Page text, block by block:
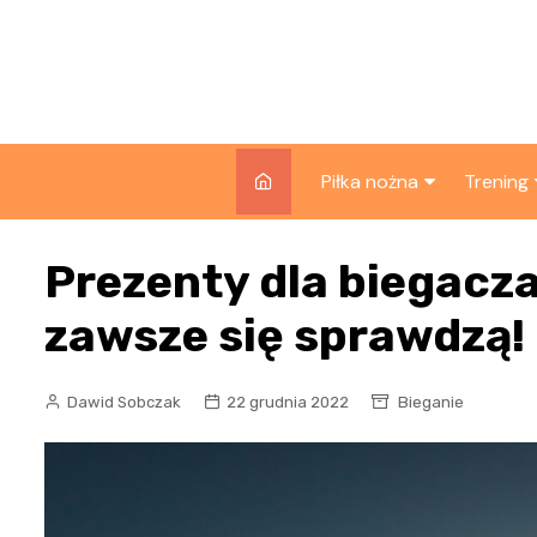
Piłka nożna
Składy i zawodnicy
Reprezentacje
Trening
siłowe
Bieganie
Sprzęt
Prezenty dla
zawsze się sprawdzą!
Dawid Sobczak 22 grudnia 2022 Bieganie